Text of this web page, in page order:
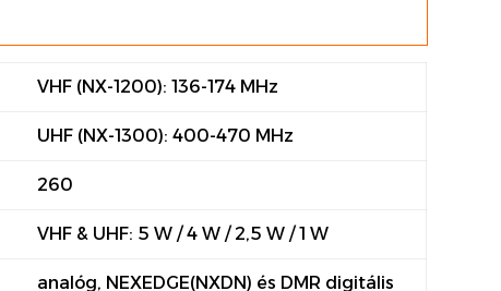
VHF (NX-1200): 136-174 MHz
UHF (NX-1300): 400-470 MHz
260
VHF & UHF: 5 W / 4 W / 2,5 W / 1 W
analóg, NEXEDGE(NXDN) és DMR digitális